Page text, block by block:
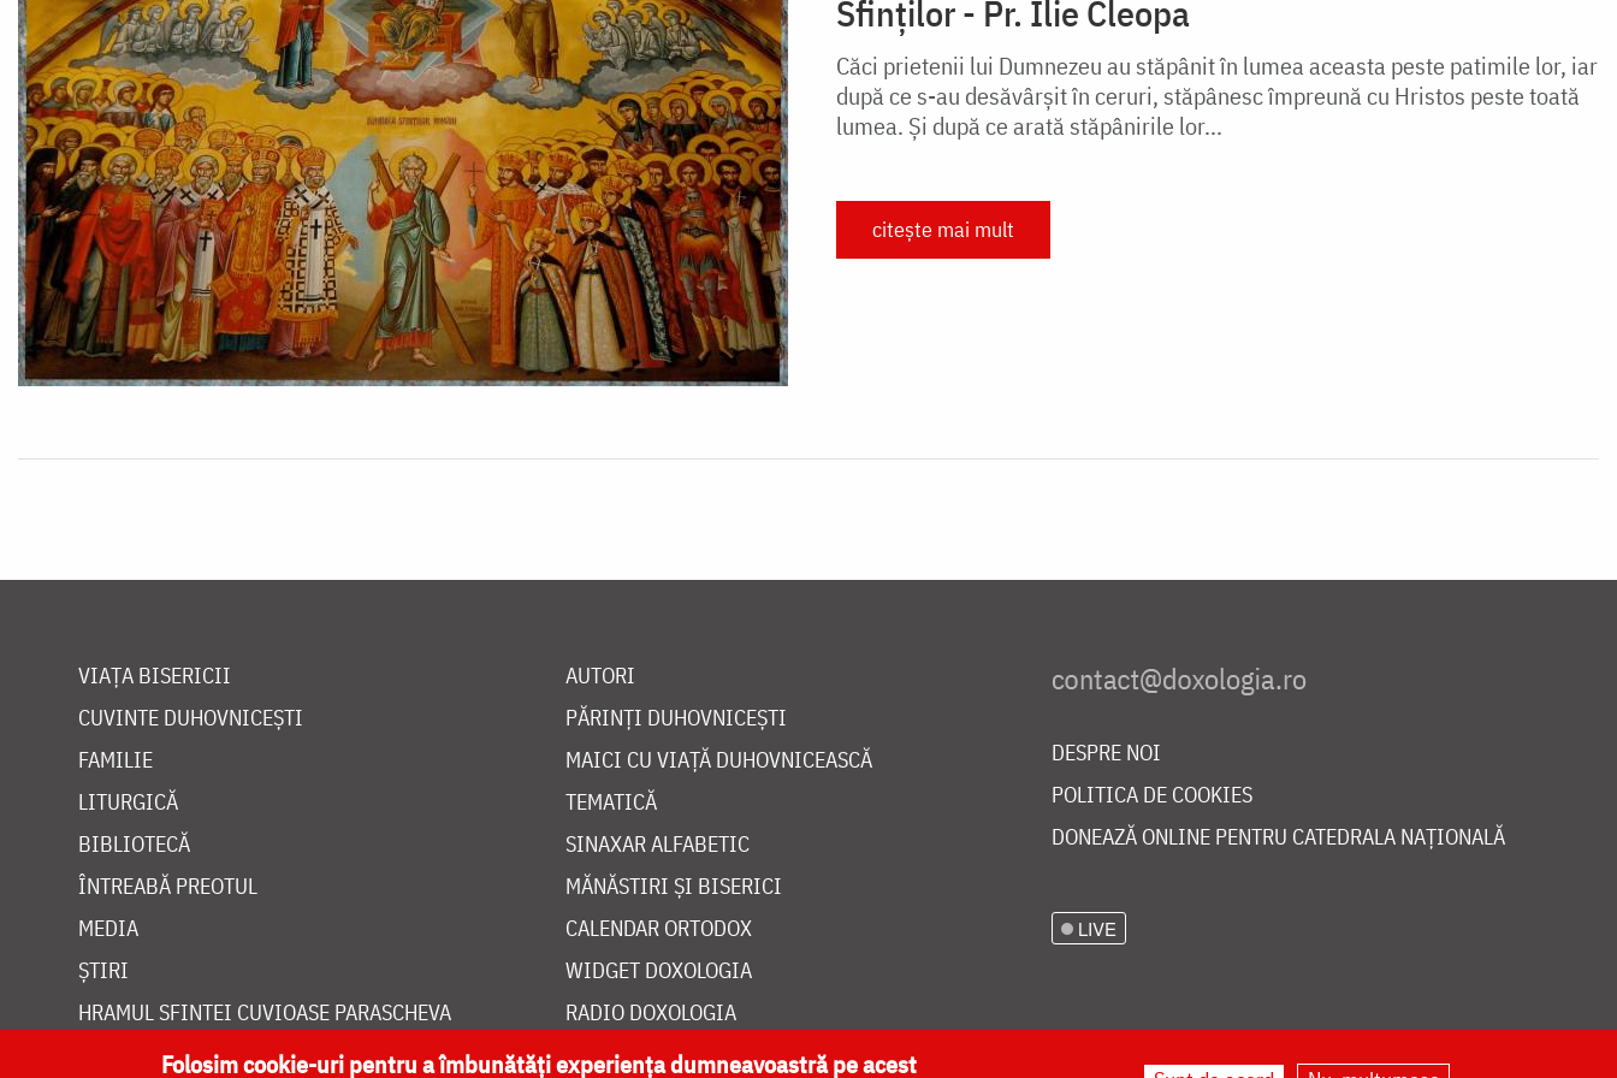
Sfinţilor - Pr. Ilie Cleopa
Căci prietenii lui Dumnezeu au stăpânit în lumea aceasta peste patimile lor, iar
după ce s-au desăvârşit în ceruri, stăpânesc împreună cu Hristos peste toată
lumea. Şi după ce arată stăpânirile lor...
citește mai mult
VIAȚA BISERICII
CUVINTE DUHOVNICEȘTI
FAMILIE
LITURGICĂ
BIBLIOTECĂ
ÎNTREABĂ PREOTUL
MEDIA
ȘTIRI
HRAMUL SFINTEI CUVIOASE PARASCHEVA
AUTORI
PĂRINȚI DUHOVNICEȘTI
MAICI CU VIAȚĂ DUHOVNICEASCĂ
TEMATICĂ
SINAXAR ALFABETIC
MĂNĂSTIRI ȘI BISERICI
CALENDAR ORTODOX
WIDGET DOXOLOGIA
RADIO DOXOLOGIA
DESPRE NOI
POLITICA DE COOKIES
DONEAZĂ ONLINE PENTRU CATEDRALA NAȚIONALĂ
LIVE
Folosim cookie-uri pentru a îmbunătăți experiența dumneavoastră pe acest